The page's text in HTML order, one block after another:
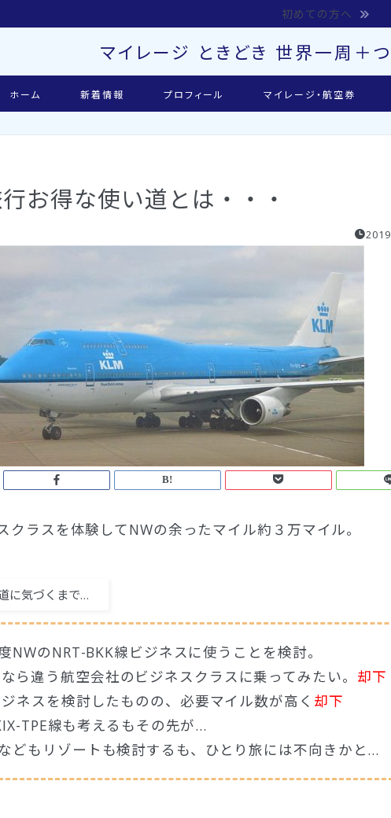
初めての方へ
マイレージ ときどき 世界一周＋つ
ホーム 新着情報 プロフィール マイレージ・航空券
お得な使い道とは・・・
クラスを体験してNWの余ったマイル約３万マイル。
に気づくまで…
NWのNRT-BKK線ビジネスに使うことを検討。
ら違う航空会社のビジネスクラスに乗ってみたい。 却下
ネスを検討したものの、必要マイル数が高く 却下
TPE線も考えるもその先が…
どもリゾートも検討するも、ひとり旅には不向きかと…